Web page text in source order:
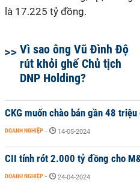
là 17.225 tỷ đồng.
Vì sao ông Vũ Đình Độ
rút khỏi ghế Chủ tịch
DNP Holding?
CKG muốn chào bán gần 48
DOANH NGHIỆP - 14-05-2024
CII tính rót 2.000 tỷ đồng cho
DOANH NGHIỆP - 24-04-2024